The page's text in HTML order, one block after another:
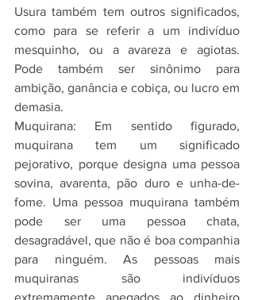
Usura também tem outros significados,
como para se referir a um indivíduo
mesquinho, ou a avareza e agiotas.
Pode também ser sinônimo para
ambição, ganância e cobiça, ou lucro em
demasia.
Muquirana: Em sentido figurado,
muquirana tem um significado
pejorativo, porque designa uma pessoa
sovina, avarenta, pão duro e unha-de-
fome. Uma pessoa muquirana também
pode ser uma pessoa chata,
desagradável, que não é boa companhia
para ninguém. As pessoas mais
muquiranas são indivíduos
extremamente apegados ao dinheiro